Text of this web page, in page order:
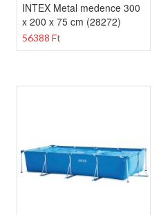
INTEX Metal medence 300
x 200 x 75 cm (28272)
56388 Ft